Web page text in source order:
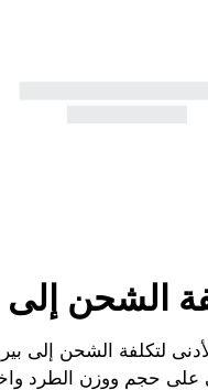
الشحن إلى
على حجم ووزن الطرد